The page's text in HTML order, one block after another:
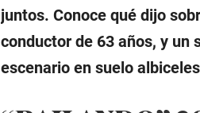
juntos. Conoce qué dijo
conductor de 63 años, y un
escenario en suelo